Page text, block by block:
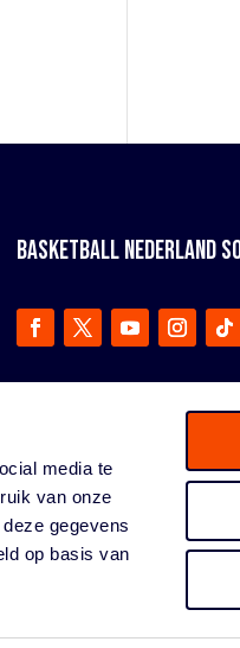
media te
van onze
gegevens
op basis van
BASKETBALL NEDERLAND